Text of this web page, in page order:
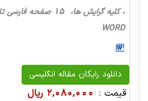
WORD
دانلود رایگان مقاله انگلیسی
قیمت : 2,080,000 ریال